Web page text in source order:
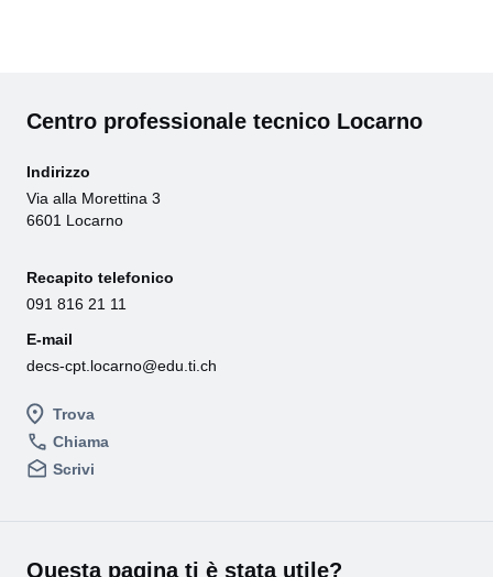
Centro professionale tecnico Locarno
Trova
Chiama
Scrivi
Indirizzo
Via alla Morettina 3
6601 Locarno
Recapito telefonico
091 816 21 11
E-mail
decs-cpt.locarno@edu.ti.ch
Questa pagina ti è stata utile?